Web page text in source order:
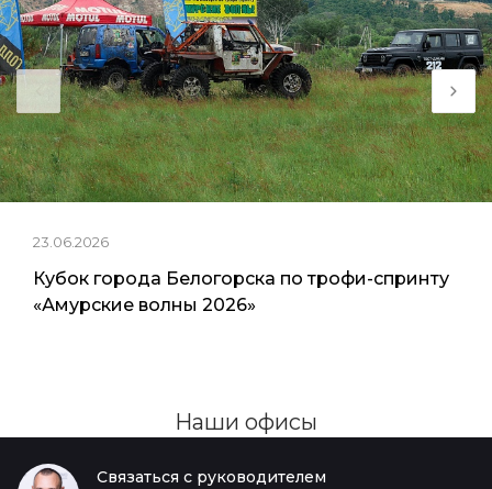
23.06.2026
Кубок города Белогорска по трофи-спринту
«Амурские волны 2026»
Наши офисы
Связаться с руководителем